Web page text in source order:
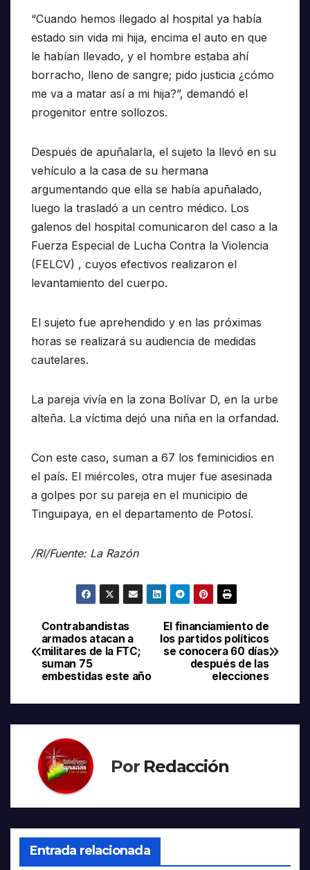
“Cuando hemos llegado al hospital ya había
estado sin vida mi hija, encima el auto en que
le habían llevado, y el hombre estaba ahí
borracho, lleno de sangre; pido justicia ¿cómo
me va a matar así a mi hija?”, demandó el
progenitor entre sollozos.
Después de apuñalarla, el sujeto la llevó en su
vehículo a la casa de su hermana
argumentando que ella se había apuñalado,
luego la trasladó a un centro médico. Los
galenos del hospital comunicaron del caso a la
Fuerza Especial de Lucha Contra la Violencia
(FELCV) , cuyos efectivos realizaron el
levantamiento del cuerpo.
El sujeto fue aprehendido y en las próximas
horas se realizará su audiencia de medidas
cautelares.
La pareja vivía en la zona Bolívar D, en la urbe
alteña. La víctima dejó una niña en la orfandad.
Con este caso, suman a 67 los feminicidios en
el país. El miércoles, otra mujer fue asesinada
a golpes por su pareja en el municipio de
Tinguipaya, en el departamento de Potosí.
/RI/Fuente: La Razón
Navegación
de
El financiamiento de
los partidos políticos
se conocera 60 días
después de las
elecciones
Contrabandistas
armados atacan a
militares de la FTC;
suman 75
embestidas este año
Por Redacción
Entrada relacionada